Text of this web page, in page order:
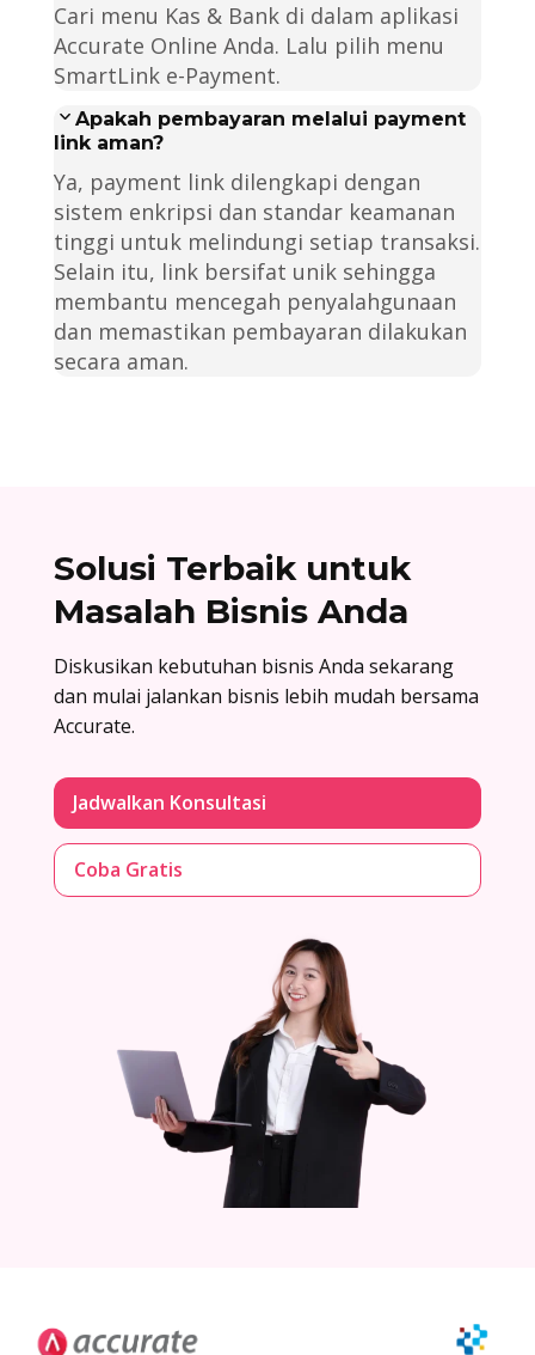
Cari menu Kas & Bank di dalam aplikasi
Accurate Online Anda. Lalu pilih menu
SmartLink e-Payment.
Apakah pembayaran melalui payment
link aman?
Ya, payment link dilengkapi dengan
sistem enkripsi dan standar keamanan
tinggi untuk melindungi setiap transaksi.
Selain itu, link bersifat unik sehingga
membantu mencegah penyalahgunaan
dan memastikan pembayaran dilakukan
secara aman.
Solusi Terbaik untuk
Masalah Bisnis Anda
Diskusikan kebutuhan bisnis Anda sekarang
dan mulai jalankan bisnis lebih mudah bersama
Accurate.
Jadwalkan Konsultasi
Coba Gratis